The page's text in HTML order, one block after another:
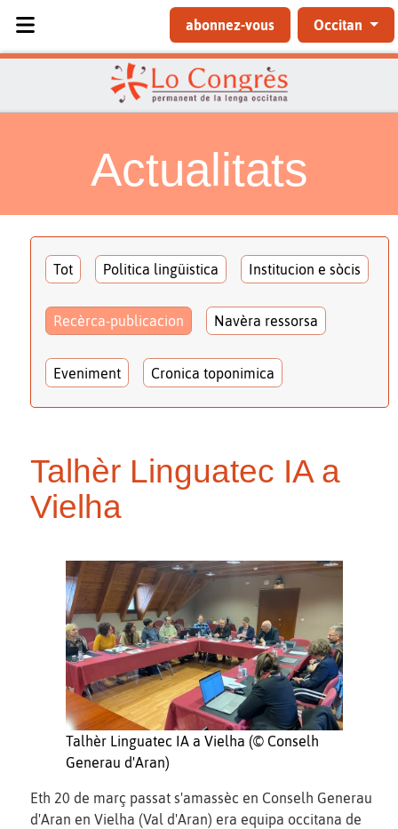
abonnez-vous Occitan
Actualitats
Tot Politica lingüistica Institucion e sòcis
Recèrca-publicacion Navèra ressorsa
Eveniment Cronica toponimica
Talhèr Linguatec IA a
Vielha
Talhèr Linguatec IA a Vielha (© Conselh
Generau d'Aran)
Eth 20 de març passat s'amassèc en Conselh Generau
d'Aran en Vielha (Val d'Aran) era equipa occitana de